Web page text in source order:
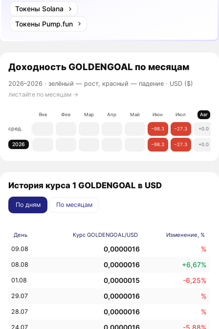
Токены Solana
Токены Pump.fun
Доходность GOLDENGOAL по месяцам
2026–2026 ·зелёный — рост, красный — падение · USD ($)
листайте по месяцам →
Янв Фев Мар Апр Май Июн Июл Авг
сред. −98.3 −27.3 +0.0
2026 −98.3 −27.3 +0.0
История курса 1 GOLDENGOAL в USD
По дням По месяцам
День Курс GOLDENGOAL/USD Изменение, %
09.08 0,0000016 %
08.08 0,0000016 +6,67%
01.08 0,0000015 -6,25%
29.07 0,0000016 %
28.07 0,0000016 %
24.07 0,0000016 -5,88%